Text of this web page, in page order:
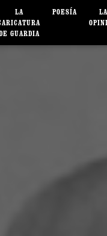
LA
GUARDIA
POESÍA
LA